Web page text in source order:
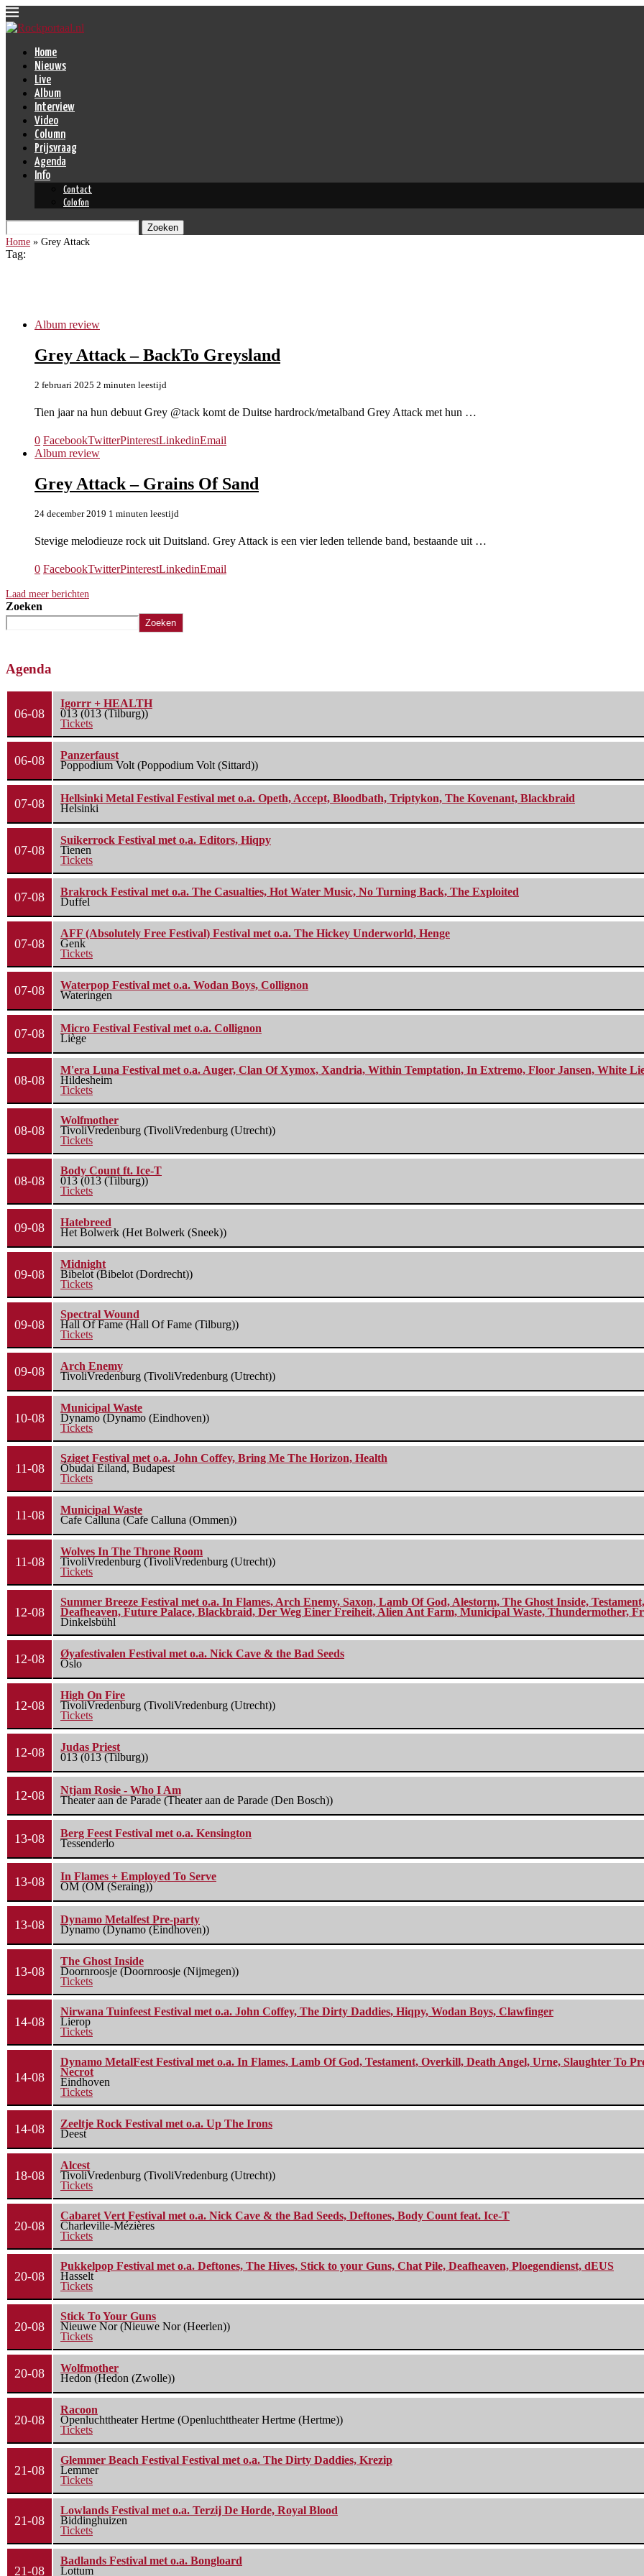
Home
Nieuws
Live
Album
Interview
Video
Column
Prijsvraag
Agenda
Info
Contact
Colofon
Zoeken
Home » Grey Attack
Tag:
Album review
Grey Attack – BackTo Greysland
2 februari 2025 2 minuten leestijd
Tien jaar na hun debuut Grey @tack komt de Duitse hardrock/metalband Grey Attack met hun …
0 FacebookTwitterPinterestLinkedinEmail
Album review
Grey Attack – Grains Of Sand
24 december 2019 1 minuten leestijd
Stevige melodieuze rock uit Duitsland. Grey Attack is een vier leden tellende band, bestaande uit …
0 FacebookTwitterPinterestLinkedinEmail
Laad meer berichten
Zoeken
Zoeken
Agenda
06-08
Igorrr + HEALTH
013 (013 (Tilburg))
Tickets
06-08
Panzerfaust
Poppodium Volt (Poppodium Volt (Sittard))
07-08
Hellsinki Metal Festival Festival met o.a. Opeth, Accept, Bloodbath, Triptykon, The Kovenant, Blackbraid
Helsinki
07-08
Suikerrock Festival met o.a. Editors, Hiqpy
Tienen
Tickets
07-08
Brakrock Festival met o.a. The Casualties, Hot Water Music, No Turning Back, The Exploited
Duffel
07-08
AFF (Absolutely Free Festival) Festival met o.a. The Hickey Underworld, Henge
Genk
Tickets
07-08
Waterpop Festival met o.a. Wodan Boys, Collignon
Wateringen
07-08
Micro Festival Festival met o.a. Collignon
Liège
08-08
M'era Luna Festival met o.a. Auger, Clan Of Xymox, Xandria, Within Temptation, In Extremo, Floor Jansen, White
Hildesheim
Tickets
08-08
Wolfmother
TivoliVredenburg (TivoliVredenburg (Utrecht))
Tickets
08-08
Body Count ft. Ice-T
013 (013 (Tilburg))
Tickets
09-08
Hatebreed
Het Bolwerk (Het Bolwerk (Sneek))
09-08
Midnight
Bibelot (Bibelot (Dordrecht))
Tickets
09-08
Spectral Wound
Hall Of Fame (Hall Of Fame (Tilburg))
Tickets
09-08
Arch Enemy
TivoliVredenburg (TivoliVredenburg (Utrecht))
10-08
Municipal Waste
Dynamo (Dynamo (Eindhoven))
Tickets
11-08
Sziget Festival met o.a. John Coffey, Bring Me The Horizon, Health
Óbudai Eiland, Budapest
Tickets
11-08
Municipal Waste
Cafe Calluna (Cafe Calluna (Ommen))
11-08
Wolves In The Throne Room
TivoliVredenburg (TivoliVredenburg (Utrecht))
Tickets
12-08
Summer Breeze Festival met o.a. In Flames, Arch Enemy, Saxon, Lamb Of God, Alestorm, The Ghost Inside,
Deafheaven, Future Palace, Blackbraid, Der Weg Einer Freiheit, Alien Ant Farm, Municipal Waste, Thundermother,
Dinkelsbühl
12-08
Øyafestivalen Festival met o.a. Nick Cave & the Bad Seeds
Oslo
12-08
High On Fire
TivoliVredenburg (TivoliVredenburg (Utrecht))
Tickets
12-08
Judas Priest
013 (013 (Tilburg))
12-08
Ntjam Rosie - Who I Am
Theater aan de Parade (Theater aan de Parade (Den Bosch))
13-08
Berg Feest Festival met o.a. Kensington
Tessenderlo
13-08
In Flames + Employed To Serve
OM (OM (Seraing))
13-08
Dynamo Metalfest Pre-party
Dynamo (Dynamo (Eindhoven))
13-08
The Ghost Inside
Doornroosje (Doornroosje (Nijmegen))
Tickets
14-08
Nirwana Tuinfeest Festival met o.a. John Coffey, The Dirty Daddies, Hiqpy, Wodan Boys, Clawfinger
Lierop
Tickets
14-08
Dynamo MetalFest Festival met o.a. In Flames, Lamb Of God, Testament, Overkill, Death Angel, Urne, Slaughter To
Necrot
Eindhoven
Tickets
14-08
Zeeltje Rock Festival met o.a. Up The Irons
Deest
18-08
Alcest
TivoliVredenburg (TivoliVredenburg (Utrecht))
Tickets
20-08
Cabaret Vert Festival met o.a. Nick Cave & the Bad Seeds, Deftones, Body Count feat. Ice-T
Charleville-Mézières
Tickets
20-08
Pukkelpop Festival met o.a. Deftones, The Hives, Stick to your Guns, Chat Pile, Deafheaven, Ploegendienst, dEUS
Hasselt
Tickets
20-08
Stick To Your Guns
Nieuwe Nor (Nieuwe Nor (Heerlen))
Tickets
20-08
Wolfmother
Hedon (Hedon (Zwolle))
20-08
Racoon
Openluchttheater Hertme (Openluchttheater Hertme (Hertme))
Tickets
21-08
Glemmer Beach Festival Festival met o.a. The Dirty Daddies, Krezip
Lemmer
Tickets
21-08
Lowlands Festival met o.a. Terzij De Horde, Royal Blood
Biddinghuizen
Tickets
21-08
Badlands Festival met o.a. Bongloard
Lottum